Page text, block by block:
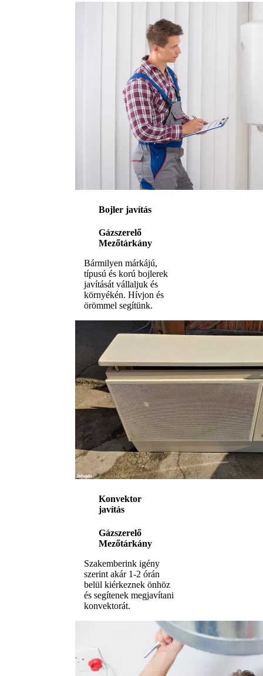
Bojler javítás
Gázszerelő
Mezőtárkány
Bármilyen márkájú,
típusú és korú bojlerek
javítását vállaljuk és
környékén. Hívjon és
örömmel segítünk.
Konvektor
javítás
Gázszerelő
Mezőtárkány
Szakemberink igény
szerint akár 1-2 órán
belül kiérkeznek önhöz
és segítenek megjavítani
konvektorát.